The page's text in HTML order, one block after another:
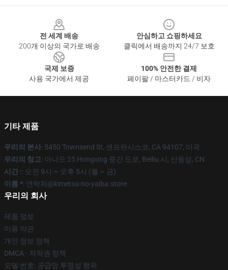
전 세계 배송
200개 이상의 국가로 배송
안심하고 쇼핑하세요
클릭에서 배송까지 24/7 보호
국제 보증
사용 국가에서 제공
100% 안전한 결제
페이팔 / 마스터카드 / 비자
기타 제품
우리의 본사: 5450 Townsend St, 샌프란시스코, CA 94107, 미국
우리의 창고: 아니오 25 Hongxing 중간 도로, Beiliu 시, 산동성, CN
시간 :: 오전 9시 ~ 오후 5시 (월 ~ 금)
이름 *: 연락처@kimetsu-no-yaiba.store
우리의 회사
제품 정보
이용 약관
개인 정보 정책
DMCA - 저작권 정책
모델 번호: 공급망 투명성 행위